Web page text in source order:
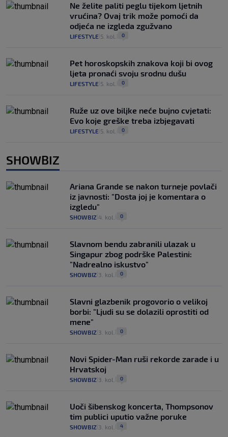
Ne želite paliti peglu tijekom ljetnih
vrućina? Ovaj trik može pomoći da
odjeća ne izgleda zgužvano
LIFESTYLE 5. kol. 0
Pet horoskopskih znakova koji bi ovog
ljeta pronaći svoju srodnu dušu
LIFESTYLE 5. kol. 0
Ruže uz ove biljke neće bujno cvjetati:
Evo koje greške treba izbjegavati
LIFESTYLE 5. kol. 0
SHOWBIZ
Ariana Grande se nakon turneje povlači
iz javnosti: "Dosta joj je komentara o
izgledu"
SHOWBIZ 4. kol. 0
Slavnom bendu zabranili ulazak u
Singapur zbog podrške Palestini:
"Nadrealno iskustvo"
SHOWBIZ 3. kol. 0
Slavni glazbenik progovorio o velikoj
borbi: "Ljudi su se dolazili oprostiti od
mene"
SHOWBIZ 3. kol. 0
Novi Spider-Man ruši rekorde zarade i u
Hrvatskoj
SHOWBIZ 3. kol. 0
Uoči šibenskog koncerta, Thompsonov
tim publici uputio važne poruke
SHOWBIZ 3. kol. 4